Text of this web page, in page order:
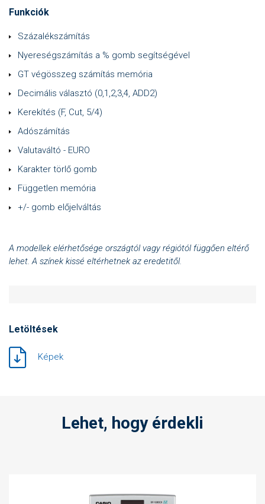
Funkciók
Százalékszámítás
Nyereségszámítás a % gomb segítségével
GT végösszeg számítás memória
Decimális választó (0,1,2,3,4, ADD2)
Kerekítés (F, Cut, 5/4)
Adószámítás
Valutaváltó - EURO
Karakter törlő gomb
Független memória
+/- gomb előjelváltás
A modellek elérhetősége országtól vagy régiótól függően eltérő
lehet. A színek kissé eltérhetnek az eredetitől.
Letöltések
Képek
Lehet, hogy érdekli